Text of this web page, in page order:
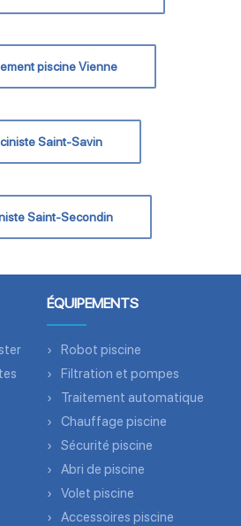
piscine Vienne
Saint-Savin
Saint-Secondin
ÉQUIPEMENTS
Robot piscine
Filtration et pompes
Traitement automatique
Chauffage piscine
Sécurité piscine
Abri de piscine
Volet piscine
Accessoires piscine